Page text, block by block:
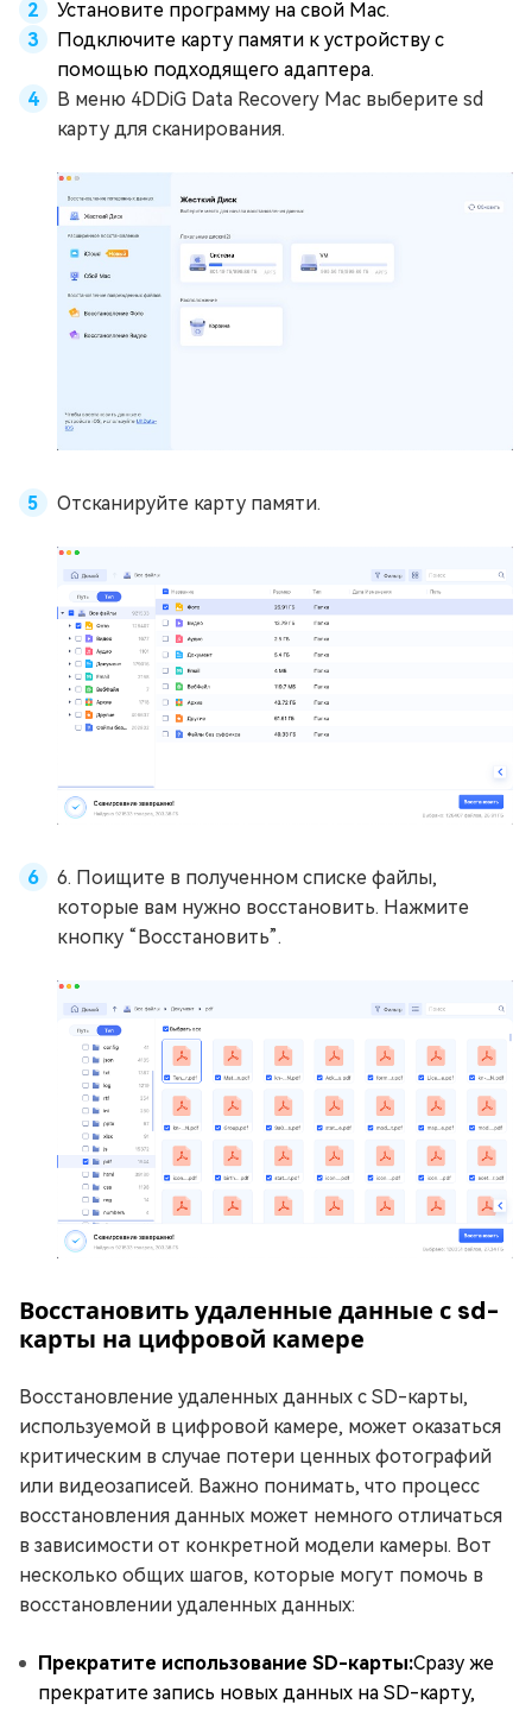
Установите программу на свой Mac.
Подключите карту памяти к устройству с
помощью подходящего адаптера.
В меню 4DDiG Data Recovery Mac выберите sd
карту для сканирования.
Отсканируйте карту памяти.
6. Поищите в полученном списке файлы,
которые вам нужно восстановить. Нажмите
кнопку “Восстановить”.
Восстановить удаленные данные с sd-
карты на цифровой камере
Восстановление удаленных данных с SD-карты,
используемой в цифровой камере, может оказаться
критическим в случае потери ценных фотографий
или видеозаписей. Важно понимать, что процесс
восстановления данных может немного отличаться
в зависимости от конкретной модели камеры. Вот
несколько общих шагов, которые могут помочь в
восстановлении удаленных данных:
Прекратите использование SD-карты:Сразу же
прекратите запись новых данных на SD-карту,